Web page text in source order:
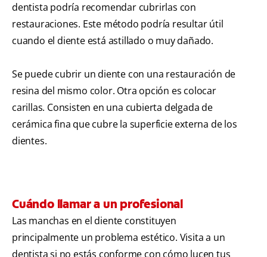
dentista podría recomendar cubrirlas con
restauraciones. Este método podría resultar útil
cuando el diente está astillado o muy dañado.
Se puede cubrir un diente con una restauración de
resina del mismo color. Otra opción es colocar
carillas. Consisten en una cubierta delgada de
cerámica fina que cubre la superficie externa de los
dientes.
Cuándo llamar a un profesional
Las manchas en el diente constituyen
principalmente un problema estético. Visita a un
dentista si no estás conforme con cómo lucen tus